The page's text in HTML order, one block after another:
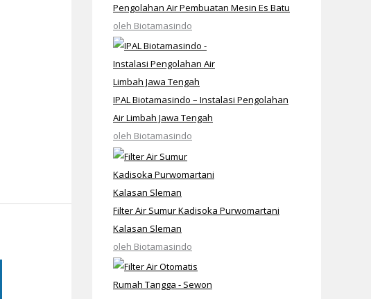
Pengolahan Air Pembuatan Mesin Es Batu
oleh Biotamasindo
IPAL Biotamasindo – Instalasi Pengolahan
Air Limbah Jawa Tengah
oleh Biotamasindo
Filter Air Sumur Kadisoka Purwomartani
Kalasan Sleman
oleh Biotamasindo